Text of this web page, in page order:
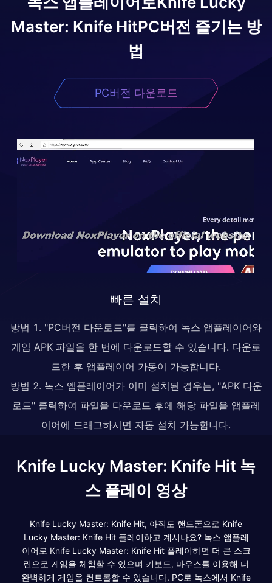
Master: Knife HitPC버전 즐기는 방
법
PC버전 다운로드
빠른 설치
방법 1. "PC버전 다운로드"를 클릭하여 녹스 앱플레이어와
게임 APK 파일을 한 번에 다운로드할 수 있습니다. 다운로
드한 후 앱플레이어 가동이 가능합니다.
방법 2. 녹스 앱플레이어가 이미 설치된 경우는, "APK 다운
로드" 클릭하여 파일을 다운로드 후에 해당 파일을 앱플레
이어에 드래그하시면 자동 설치 가능합니다.
Knife Lucky Master: Knife Hit 녹
스 플레이 영상
Knife Lucky Master: Knife Hit, 아직도 핸드폰으로 Knife
Lucky Master: Knife Hit 플레이하고 계시나요? 녹스 앱플레
이어로 Knife Lucky Master: Knife Hit 플레이하면 더 큰 스크
린으로 게임을 체험할 수 있으며 키보드, 마우스를 이용해 더
완벽하게 게임을 컨트롤할 수 있습니다. PC로 녹스에서 Knife